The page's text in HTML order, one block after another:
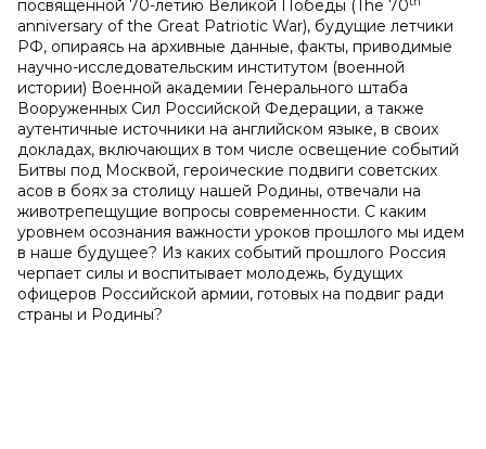
посвящённой 70-летию Великой Победы (The 70
anniversary of the Great Patriotic War), будущие летчики
РФ, опираясь на архивные данные, факты, приводимые
научно-исследовательским институтом (военной
истории) Военной академии Генерального штаба
Вооруженных Сил Российской Федерации, а также
аутентичные источники на английском языке, в своих
докладах, включающих в том числе освещение событий
Битвы под Москвой, героические подвиги советских
асов в боях за столицу нашей Родины, отвечали на
животрепещущие вопросы современности. С каким
уровнем осознания важности уроков прошлого мы идем
в наше будущее? Из каких событий прошлого Россия
черпает силы и воспитывает молодежь, будущих
офицеров Российской армии, готовых на подвиг ради
страны и Родины?